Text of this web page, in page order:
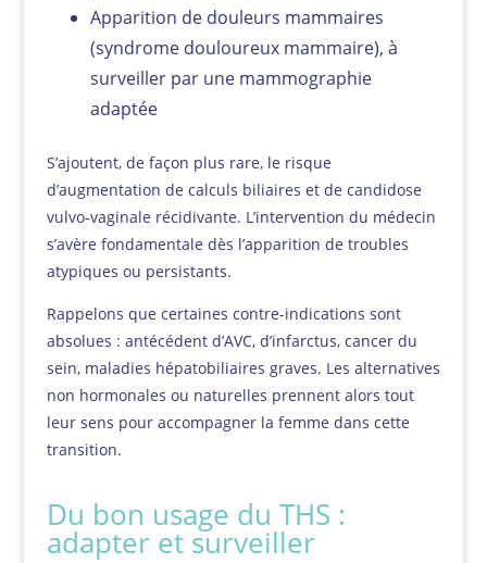
Apparition de douleurs mammaires
(syndrome douloureux mammaire), à
surveiller par une mammographie
adaptée
S’ajoutent, de façon plus rare, le risque
d’augmentation de calculs biliaires et de candidose
vulvo-vaginale récidivante. L’intervention du médecin
s’avère fondamentale dès l’apparition de troubles
atypiques ou persistants.
Rappelons que certaines contre-indications sont
absolues : antécédent d’AVC, d’infarctus, cancer du
sein, maladies hépatobiliaires graves. Les alternatives
non hormonales ou naturelles prennent alors tout
leur sens pour accompagner la femme dans cette
transition.
Du bon usage du THS :
adapter et surveiller